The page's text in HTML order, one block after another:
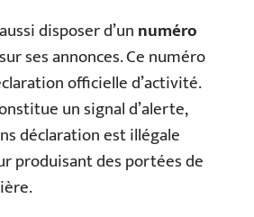
disposer d’unnuméro
ses annonces. Ce numéro
officielle d’activité.
un signal d’alerte,
déclaration est illégale
produisant des portées de